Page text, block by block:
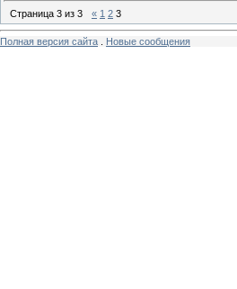
Страница 3 из 3 « 1 2 3
Полная версия сайта Новые сообщения